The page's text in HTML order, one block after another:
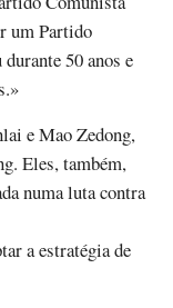
um Partido
50 anos e
e Mao Zedong,
Eles, também,
numa luta contra
a estratégia de